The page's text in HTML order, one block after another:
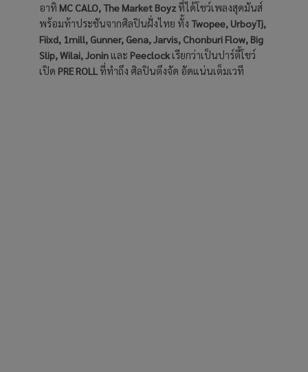
อาทิ MC CALO, The Market Boyzที่ได้โชว์เพลงสุดมันส์
พร้อมท้าประชันจากศิลปินฝั่งไทย ทั้ง Twopee, UrboyTj,
Fiixd, 1mill, Gunner, Gena, Jarvis, Chonburi Flow, Big
Slip, Wilai, Joninและ Peeclockเรียกว่าเป็นปาร์ตี้โชว์
เปิด PRE ROLLที่ทำถึง ศิลปินตึงจัด อัดแน่นเต็มเวที